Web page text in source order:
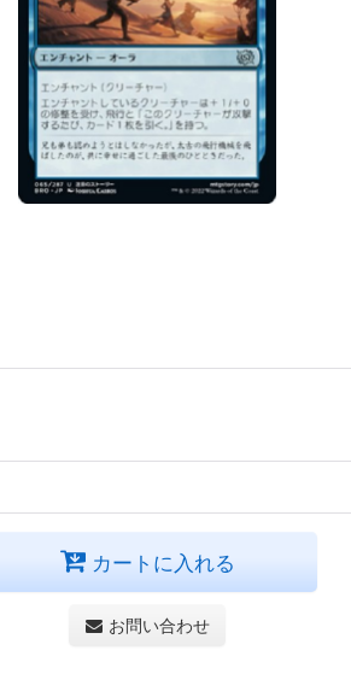
カートに入れる
お問い合わせ